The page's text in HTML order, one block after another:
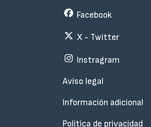
Subfooter
Facebook
X - Twitter
Instragram
Aviso legal
Información adicional
Política de privacidad